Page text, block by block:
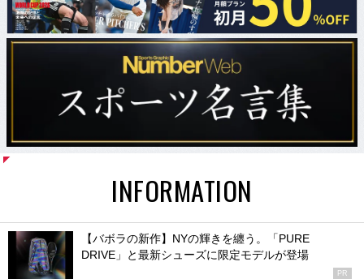
INFORMATION
【バボラの新作】NYの輝きを纏う。「PURE
DRIVE」と最新シューズに限定モデルが登場
PR